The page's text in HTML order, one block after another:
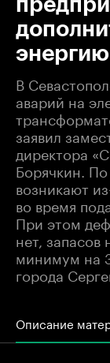
энергию
В
аварий на
заявил
директора
Борячкин.
возникают
во время
При этом
нет, запасов
минимум на
города
Описание